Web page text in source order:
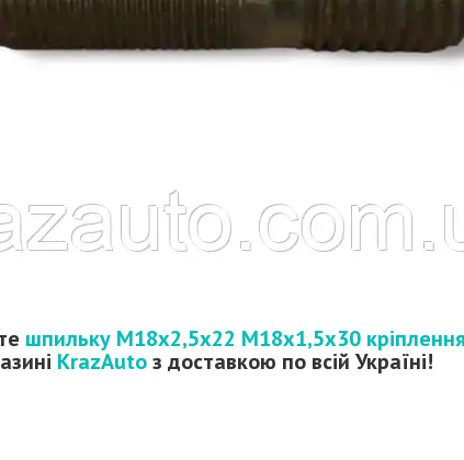
шпильку М18х2,5х22 М18х1,5х30
KrazAutoз доставкою по всій Україні!